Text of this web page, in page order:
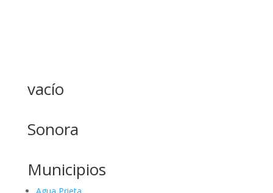
vacío
Sonora
Municipios